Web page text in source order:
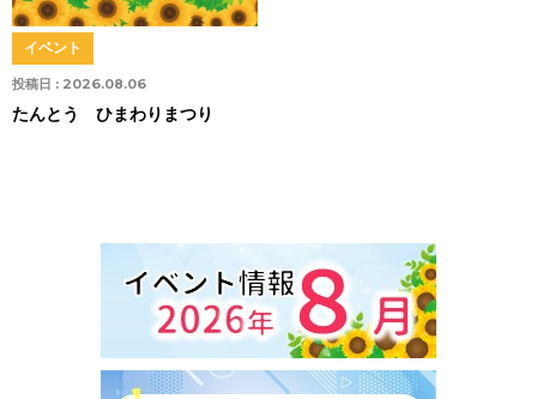
投稿日 : 2026.08.06
イベント
たんとう ひまわりまつり